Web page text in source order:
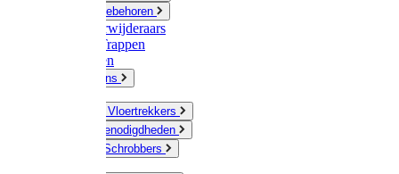
Sledes / toebehoren
Onkruidverwijderaars
Ladders / Trappen
Werkbanken
Betonmolens
Bezems & Vloertrekkers
Schildersbenodigdheden
Borstels / Schrobbers